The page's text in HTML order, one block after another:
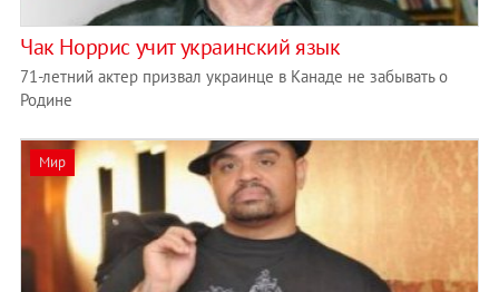
Чак Норрис учит украинский язык
71-летний актер призвал украинце в Канаде не забывать о
Родине
Мир